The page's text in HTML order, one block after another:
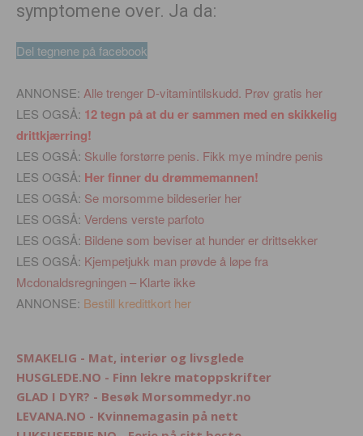
symptomene over. Ja da:
Del tegnene på facebook
ANNONSE: Alle trenger D-vitamintilskudd. Prøv gratis her
LES OGSÅ: 12 tegn på at du er sammen med en skikkelig
drittkjærring!
LES OGSÅ: Skulle forstørre penis. Fikk mye mindre penis
LES OGSÅ: Her finner du drømmemannen!
LES OGSÅ: Se morsomme bildeserier her
LES OGSÅ: Verdens verste parfoto
LES OGSÅ: Bildene som beviser at hunder er drittsekker
LES OGSÅ: Kjempetjukk man prøvde å løpe fra
Mcdonaldsregningen – Klarte ikke
ANNONSE: Bestill kredittkort her
SMAKELIG - Mat, interiør og livsglede
HUSGLEDE.NO - Finn lekre matoppskrifter
GLAD I DYR? - Besøk Morsommedyr.no
LEVANA.NO - Kvinnemagasin på nett